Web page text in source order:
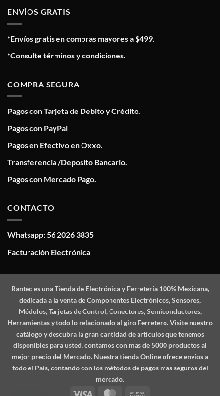
ENVÍOS GRATIS
*Envíos gratis en compras mayores a $499.
*Consulte términos y condiciones.
COMPRA SEGURA
Pagos con Tarjeta de Debito y Crédito.
Pagos con PayPal
Pagos en Efectivo en Oxxo.
Transferencia /Deposito Bancario.
Pagos con Mercado Pago.
CONTACTO
Whatsapp: 56 2026 3835
Facturación Electrónica
Ranteces una Tienda de Electrónica y Ferretería 100% Mexicana,
dedicada a la venta de Componentes Electrónicos, Sensores,
Módulos, Tarjetas de Control, Conectores, Semiconductores,
Herramientas y todo lo relacionado al giro Ferretero. Visite nuestro
catálogo y descubra la gran cantidad de artículos que tenemos
disponibles para usted, contamos con mas de 5000 productos al
mejor precio del Mercado. Nuestra tienda Online ofrece envíos a
todo el País, contando con los métodos de pagos mas seguros del
mercado.
Visa
MasterCard